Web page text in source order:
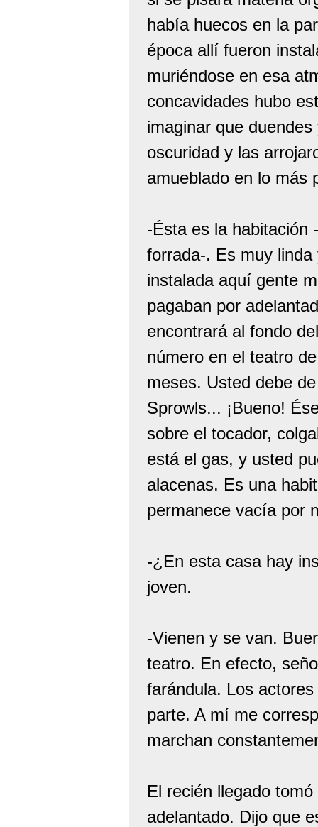
había huecos en la
época allí fueron
muriéndose en esa
concavidades hubo
imaginar que
oscuridad y las
amueblado en lo más
-Ésta es la habitación
forrada-. Es muy
instalada aquí gente
pagaban por
encontrará al fondo
número en el teatro
meses. Usted debe
Sprowls... ¡Bueno!
sobre el tocador,
está el gas, y usted
alacenas. Es una
permanece vacía por
-¿En esta casa hay
joven.
-Vienen y se van.
teatro. En efecto,
farándula. Los
parte. A mí me
marchan
El recién llegado
adelantado. Dijo que